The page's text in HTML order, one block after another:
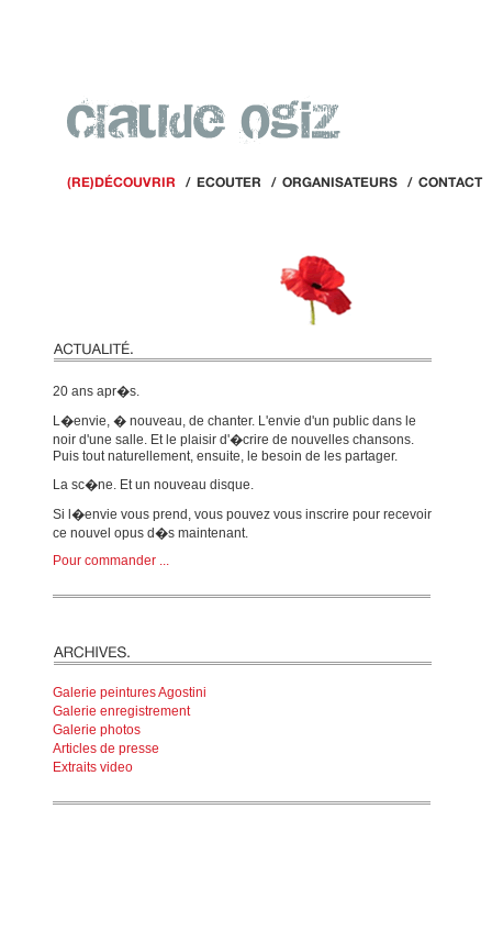
20 ans apr�s.
L�envie, � nouveau, de chanter. L'envie d'un public dans le
noir d'une salle. Et le plaisir d'�crire de nouvelles chansons.
Puis tout naturellement, ensuite, le besoin de les partager.
La sc�ne. Et un nouveau disque.
Si l�envie vous prend, vous pouvez vous inscrire pour recevoir
ce nouvel opus d�s maintenant.
Pour commander ...
Galerie peintures Agostini
Galerie enregistrement
Galerie photos
Articles de presse
Extraits video